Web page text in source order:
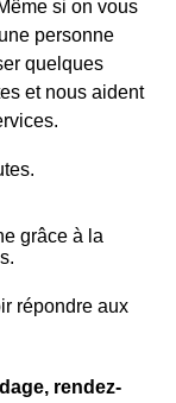
si on vous
personne
quelques
et nous aident
grâce à la
répondre aux
rendez-